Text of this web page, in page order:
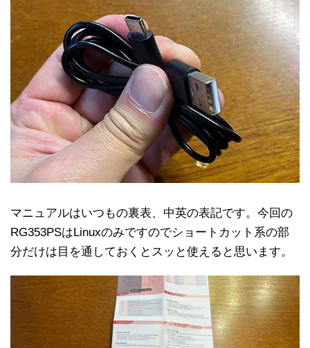
マニュアルはいつもの裏表、中英の表記です。今回の
RG353PSはLinuxのみですのでショートカット系の部
分だけは目を通しておくとスッと使えると思います。